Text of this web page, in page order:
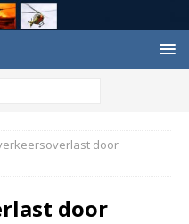
door
door